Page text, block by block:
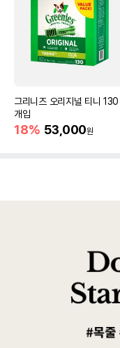
그리니즈 오리지널 티니 130
개입
18% 53,000원